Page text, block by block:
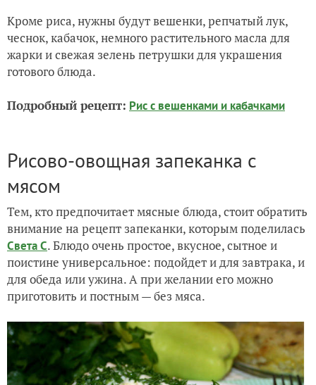
Кроме риса, нужны будут вешенки, репчатый лук,
чеснок, кабачок, немного растительного масла для
жарки и свежая зелень петрушки для украшения
готового блюда.
Подробный рецепт: Рис с вешенками и кабачками
Рисово-овощная запеканка с
мясом
Тем, кто предпочитает мясные блюда, стоит обратить
внимание на рецепт запеканки, которым поделилась
Света С. Блюдо очень простое, вкусное, сытное и
поистине универсальное: подойдет и для завтрака, и
для обеда или ужина. А при желании его можно
приготовить и постным — без мяса.